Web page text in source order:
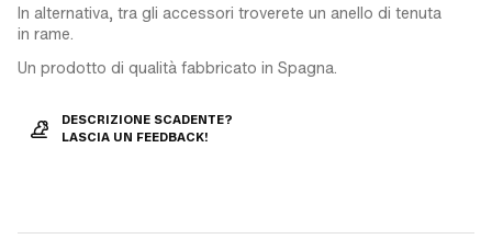
In alternativa, tra gli accessori troverete un anello di tenuta
in rame.
Un prodotto di qualità fabbricato in Spagna.
DESCRIZIONE SCADENTE?
LASCIA UN FEEDBACK!